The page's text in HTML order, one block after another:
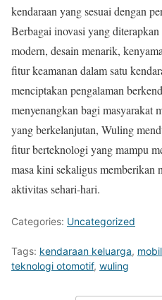
kendaraan yang sesuai dengan
Berbagai inovasi yang
modern, desain menarik,
fitur keamanan dalam satu
menciptakan pengalaman
menyenangkan bagi masyarakat
yang berkelanjutan, Wuling
fitur berteknologi yang mampu
masa kini sekaligus memberikan
aktivitas sehari-hari.
Categories: Uncategorized
Tags: kendaraan keluarga,
teknologi otomotif, wuling